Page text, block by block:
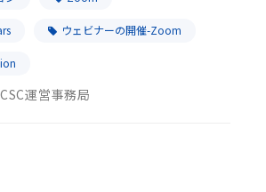
ウェビナーの開催-Zoom
CSC運営事務局